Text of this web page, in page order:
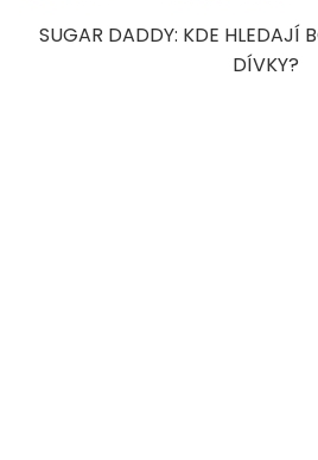
SUGAR DADDY: KDE HLEDAJÍ
DÍVKY?